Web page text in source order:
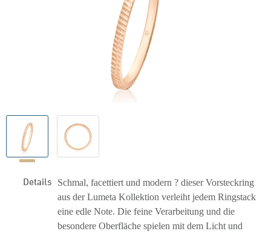
Details
Schmal, facettiert und modern ? dieser Vorsteckring
aus der Lumeta Kollektion verleiht jedem Ringstack
eine edle Note. Die feine Verarbeitung und die
besondere Oberfläche spielen mit dem Licht und